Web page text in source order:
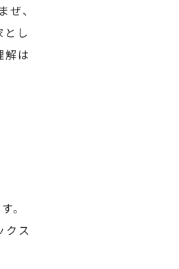
、
し
解は
。
クス